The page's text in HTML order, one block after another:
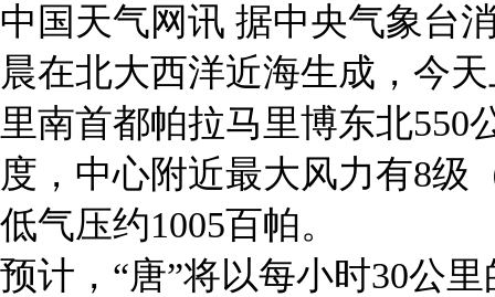
中国天气网讯 据中央气象台
晨在北大西洋近海生成，今
里南首都帕拉马里博东北550
度，中心附近最大风力有8级
低气压约1005百帕。
预计，“唐”将以每小时30公